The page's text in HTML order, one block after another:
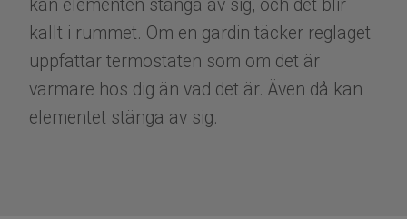
kan elementen stänga av sig, och det blir
kallt i rummet. Om en gardin täcker reglaget
uppfattar termostaten som om det är
varmare hos dig än vad det är. Även då kan
elementet stänga av sig.